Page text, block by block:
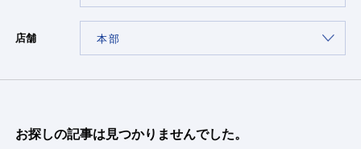
店舗
お探しの記事は見つかりませんでした。